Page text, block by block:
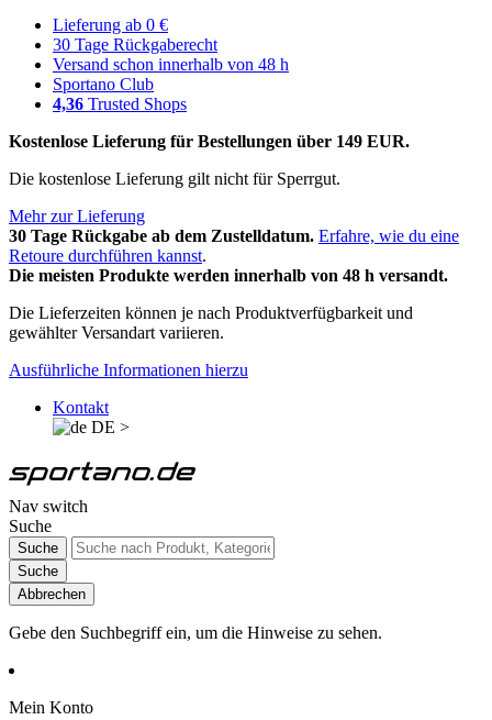
Lieferung ab 0 €
30 Tage Rückgaberecht
Versand schon innerhalb von 48 h
Sportano Club
4,36 Trusted Shops
Kostenlose Lieferung für Bestellungen über 149 EUR.
Die kostenlose Lieferung gilt nicht für Sperrgut.
Mehr zur Lieferung
30 Tage Rückgabe ab dem Zustelldatum. Erfahre, wie du eine
Retoure durchführen kannst.
Die meisten Produkte werden innerhalb von 48 h versandt.
Die Lieferzeiten können je nach Produktverfügbarkeit und
gewählter Versandart variieren.
Ausführliche Informationen hierzu
Kontakt
DE >
Nav switch
Suche
Suche
Suche
Abbrechen
Gebe den Suchbegriff ein, um die Hinweise zu sehen.
Mein Konto